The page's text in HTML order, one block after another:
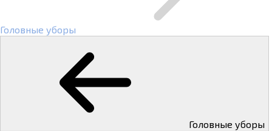
Головные уборы
Головные уборы